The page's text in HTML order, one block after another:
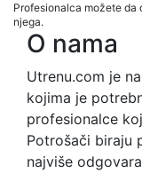
Profesionalca možete da
njega.
O nama
Utrenu.com je
kojima je
profesionalce
Potrošači biraju
najviše